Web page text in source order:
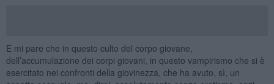
E mi pare che in questo culto del corpo giovane,
dell’accumulazione dei corpi giovani, in questo vampirismo che si è
esercitato nei confronti della giovinezza, che ha avuto, sì, un